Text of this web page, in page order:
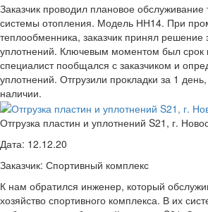
Заказчик проводил плановое
системы отопления. Модель НН14. При
теплообменника, заказчик принял решение
уплотнений. Ключевым моментом был срок
специалист пообщался с заказчиком и
уплотнений. Отгрузили прокладки за 1
наличии.
Отгрузка пластин и уплотнений S21, г.
Дата: 12.12.20
Заказчик: Спортивный комплекс
К нам обратился инженер, который
хозяйство спортивного комплекса. В их